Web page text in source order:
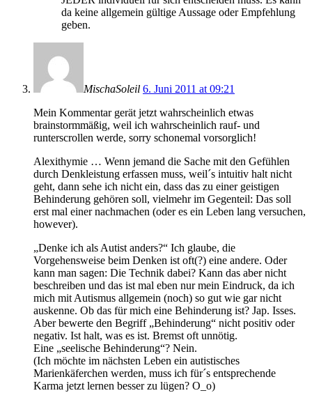
da keine allgemein gültige Aussage oder Empfehlung
geben.
MischaSoleil 6. Juni 2011 at 09:21
Mein Kommentar gerät jetzt wahrscheinlich etwas
brainstormmäßig, weil ich wahrscheinlich rauf- und
runterscrollen werde, sorry schonemal vorsorglich!
Alexithymie … Wenn jemand die Sache mit den Gefühlen
durch Denkleistung erfassen muss, weil´s intuitiv halt nicht
geht, dann sehe ich nicht ein, dass das zu einer geistigen
Behinderung gehören soll, vielmehr im Gegenteil: Das soll
erst mal einer nachmachen (oder es ein Leben lang versuchen,
however).
„Denke ich als Autist anders?“ Ich glaube, die
Vorgehensweise beim Denken ist oft(?) eine andere. Oder
kann man sagen: Die Technik dabei? Kann das aber nicht
beschreiben und das ist mal eben nur mein Eindruck, da ich
mich mit Autismus allgemein (noch) so gut wie gar nicht
auskenne. Ob das für mich eine Behinderung ist? Jap. Isses.
Aber bewerte den Begriff „Behinderung“ nicht positiv oder
negativ. Ist halt, was es ist. Bremst oft unnötig.
Eine „seelische Behinderung“? Nein.
(Ich möchte im nächsten Leben ein autistisches
Marienkäferchen werden, muss ich für´s entsprechende
Karma jetzt lernen besser zu lügen? O_o)